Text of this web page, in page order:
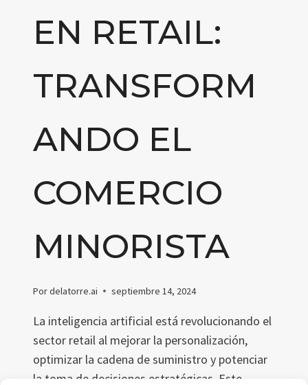
EN RETAIL:
TRANSFORM
ANDO EL
COMERCIO
MINORISTA
Pordelatorre.ai septiembre 14, 2024
La inteligencia artificial está revolucionando el
sector retail al mejorar la personalización,
optimizar la cadena de suministro y potenciar
la toma de decisiones estratégicas. Este